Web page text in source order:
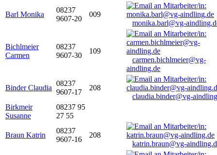
Barl Monika
08237
9607-20
009
monika.barl@vg-
Bichlmeier
Carmen
08237
9607-30
109
carmen.bichlmeier@vg-
aindling.de
Binder Claudia
08237
9607-17
208
claudia.binder@vg-
Birkmeir
Susanne
08237 95
27 55
Braun Katrin
08237
9607-16
208
katrin.braun@vg-